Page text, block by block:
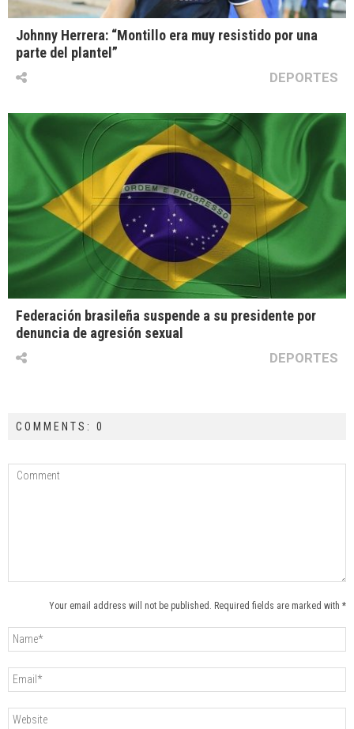
Johnny Herrera: “Montillo era muy resistido por una
parte del plantel”
DEPORTES
Federación brasileña suspende a su presidente por
denuncia de agresión sexual
DEPORTES
COMMENTS: 0
Your email address will not be published. Required fields are marked with *